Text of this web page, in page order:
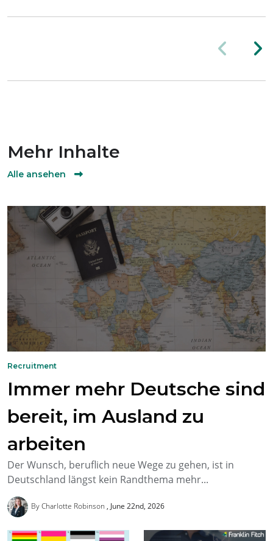
Mehr Inhalte
Alle ansehen
Recruitment
Immer mehr Deutsche sind
bereit, im Ausland zu
arbeiten
Der Wunsch, beruflich neue Wege zu gehen, ist in
Deutschland längst kein Randthema mehr...
By Charlotte Robinson June 22nd, 2026